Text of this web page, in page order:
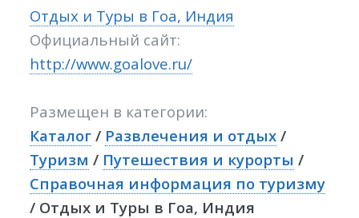
Отдых и Туры в Гоа, Индия
Официальный сайт:
http://www.goalove.ru/
Размещен в категории:
Каталог / Развлечения и отдых /
Туризм / Путешествия и курорты /
Справочная информация по туризму
/ Отдых и Туры в Гоа, Индия